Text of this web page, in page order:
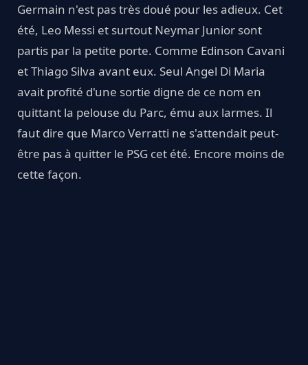
Germain n'est pas très doué pour les adieux. Cet
été, Leo Messi et surtout Neymar Junior sont
partis par la petite porte. Comme Edinson Cavani
et Thiago Silva avant eux. Seul Angel Di Maria
avait profité d'une sortie digne de ce nom en
quittant la pelouse du Parc, ému aux larmes. Il
faut dire que Marco Verratti ne s'attendait peut-
être pas à quitter le PSG cet été. Encore moins de
cette façon.